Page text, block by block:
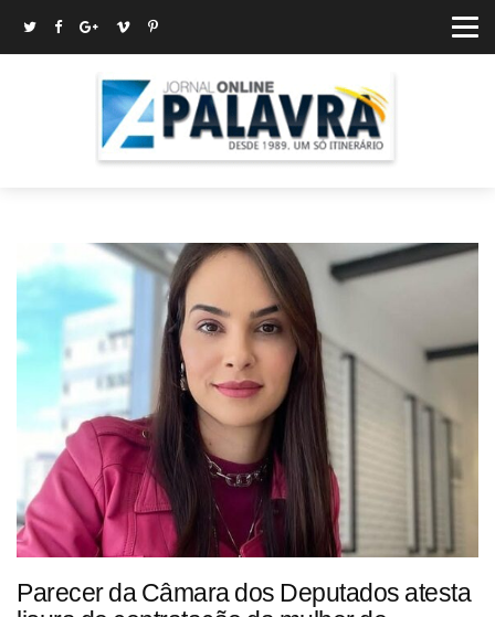
Parecer da Câmara dos Deputados atesta